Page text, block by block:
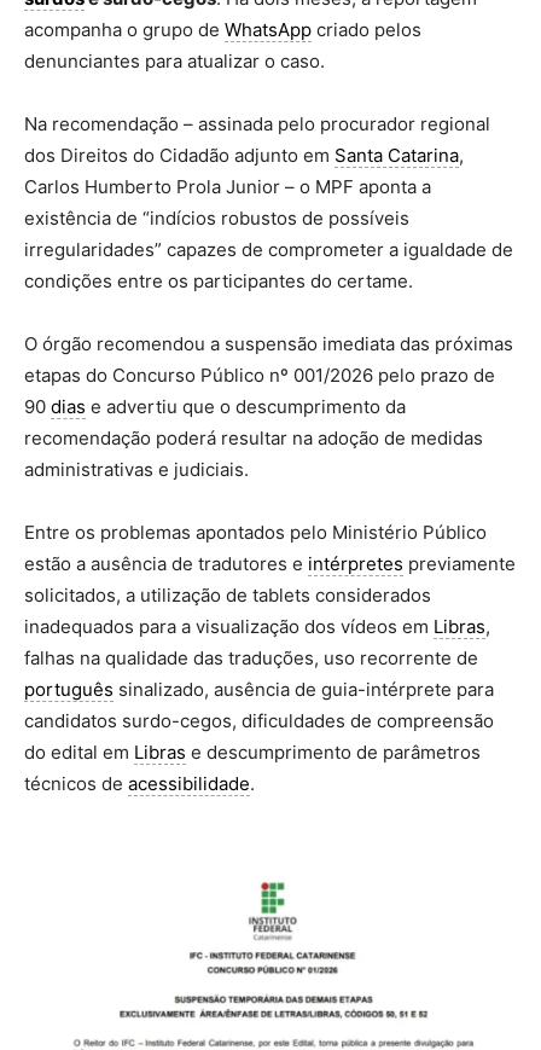
acompanha o grupo de WhatsApp criado pelos
denunciantes para atualizar o caso.
Na recomendação – assinada pelo procurador regional
dos Direitos do Cidadão adjunto em Santa Catarina,
Carlos Humberto Prola Junior – o MPF aponta a
existência de “indícios robustos de possíveis
irregularidades” capazes de comprometer a igualdade de
condições entre os participantes do certame.
O órgão recomendou a suspensão imediata das próximas
etapas do Concurso Público nº 001/2026 pelo prazo de
90 dias e advertiu que o descumprimento da
recomendação poderá resultar na adoção de medidas
administrativas e judiciais.
Entre os problemas apontados pelo Ministério Público
estão a ausência de tradutores e intérpretes previamente
solicitados, a utilização de tablets considerados
inadequados para a visualização dos vídeos em Libras,
falhas na qualidade das traduções, uso recorrente de
português sinalizado, ausência de guia-intérprete para
candidatos surdo-cegos, dificuldades de compreensão
do edital em Libras e descumprimento de parâmetros
técnicos de acessibilidade.